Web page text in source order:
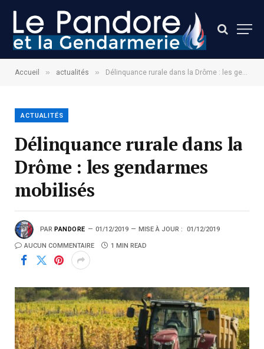
Accueil » actualités » Délinquance rurale dans la Drôme : les gendarmes mobilisés
ACTUALITÉS
Délinquance rurale dans la
Drôme : les gendarmes
mobilisés
PAR PANDORE 01/12/2019 MISE À JOUR : 01/12/2019
AUCUN COMMENTAIRE 1 MIN READ